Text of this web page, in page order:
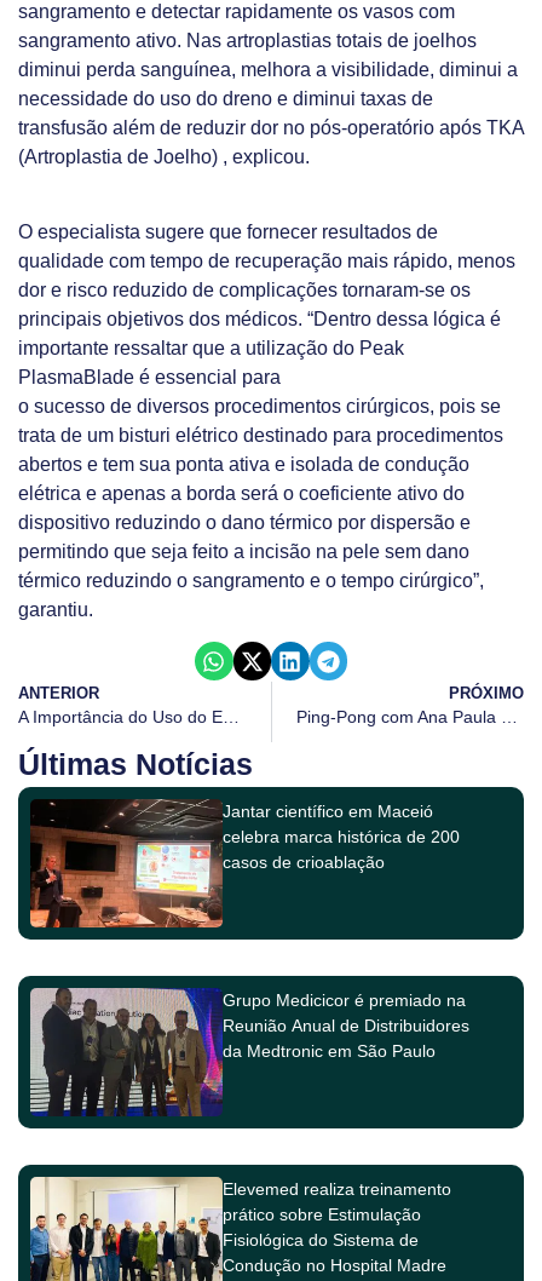
sangramento e detectar rapidamente os vasos com
sangramento ativo. Nas artroplastias totais de joelhos
diminui perda sanguínea, melhora a visibilidade, diminui a
necessidade do uso do dreno e diminui taxas de
transfusão além de reduzir dor no pós-operatório após TKA
(Artroplastia de Joelho) , explicou.
O especialista sugere que fornecer resultados de
qualidade com tempo de recuperação mais rápido, menos
dor e risco reduzido de complicações tornaram-se os
principais objetivos dos médicos. “Dentro dessa lógica é
importante ressaltar que a utilização do Peak
PlasmaBlade é essencial para
o sucesso de diversos procedimentos cirúrgicos, pois se
trata de um bisturi elétrico destinado para procedimentos
abertos e tem sua ponta ativa e isolada de condução
elétrica e apenas a borda será o coeficiente ativo do
dispositivo reduzindo o dano térmico por dispersão e
permitindo que seja feito a incisão na pele sem dano
térmico reduzindo o sangramento e o tempo cirúrgico”,
garantiu.
ANTERIOR PRÓXIMO
Últimas Notícias
Jantar científico em Maceió
celebra marca histórica de 200
casos de crioablação
Grupo Medicicor é premiado na
Reunião Anual de Distribuidores
da Medtronic em São Paulo
Elevemed realiza treinamento
prático sobre Estimulação
Fisiológica do Sistema de
Condução no Hospital Madre